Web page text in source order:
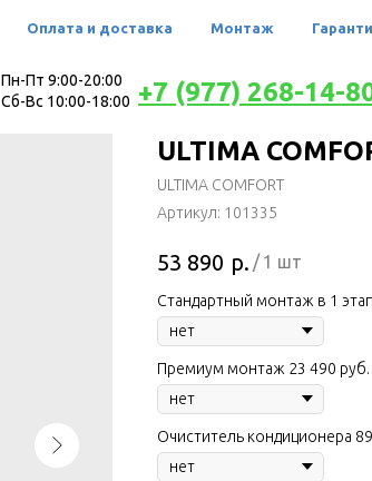
Оплата и доставка Монтаж
+7 (977) 268-14-
Пн-Пт 9:00-20:00
Сб-Вс 10:00-18:00
ULTIMA
ULTIMA COMFORT
Артикул: 101335
53 890 р. / 1 шт
Стандартный монтаж в 1
Премиум монтаж 23 490 руб.
Очиститель кондиционера